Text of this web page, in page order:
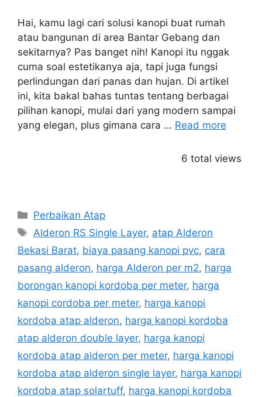
Hai, kamu lagi cari solusi kanopi buat rumah
atau bangunan di area Bantar Gebang dan
sekitarnya? Pas banget nih! Kanopi itu nggak
cuma soal estetikanya aja, tapi juga fungsi
perlindungan dari panas dan hujan. Di artikel
ini, kita bakal bahas tuntas tentang berbagai
pilihan kanopi, mulai dari yang modern sampai
yang elegan, plus gimana cara … Read more
6 total views
Categories
Perbaikan Atap
Tags
Alderon RS Single Layer, atap Alderon
Bekasi Barat, biaya pasang kanopi pvc, cara
pasang alderon, harga Alderon per m2, harga
borongan kanopi kordoba per meter, harga
kanopi cordoba per meter, harga kanopi
kordoba atap alderon, harga kanopi kordoba
atap alderon double layer, harga kanopi
kordoba atap alderon per meter, harga kanopi
kordoba atap alderon single layer, harga kanopi
kordoba atap solartuff, harga kanopi kordoba